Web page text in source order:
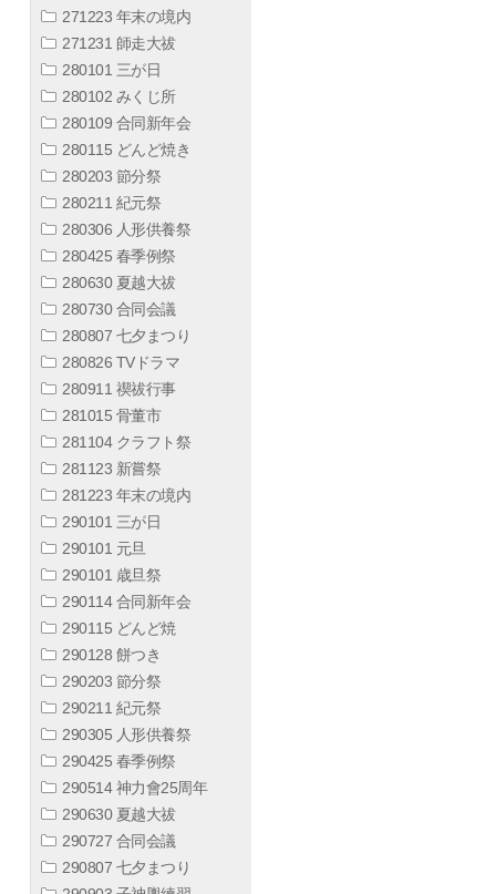
271223 年末の境内
271231 師走大祓
280101 三が日
280102 みくじ所
280109 合同新年会
280115 どんど焼き
280203 節分祭
280211 紀元祭
280306 人形供養祭
280425 春季例祭
280630 夏越大祓
280730 合同会議
280807 七夕まつり
280826 TVドラマ
280911 禊祓行事
281015 骨董市
281104 クラフト祭
281123 新嘗祭
281223 年末の境内
290101 三が日
290101 元旦
290101 歳旦祭
290114 合同新年会
290115 どんど焼
290128 餅つき
290203 節分祭
290211 紀元祭
290305 人形供養祭
290425 春季例祭
290514 神力會25周年
290630 夏越大祓
290727 合同会議
290807 七夕まつり